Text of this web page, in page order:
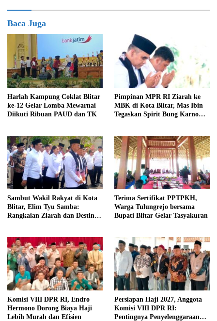
Baca Juga
Harlah Kampung Coklat Blitar
ke-12 Gelar Lomba Mewarnai
Diikuti Ribuan PAUD dan TK
Pimpinan MPR RI Ziarah ke
MBK di Kota Blitar, Mas Ibin
Tegaskan Spirit Bung Karno
Sambut Wakil Rakyat di Kota
Blitar, Elim Tyu Samba:
Rangkaian Ziarah dan Destinasi
Terima Sertifikat PPTPKH,
Warga Tulungrejo bersama
Bupati Blitar Gelar Tasyakuran
Komisi VIII DPR RI, Endro
Hermono Dorong Biaya Haji
Lebih Murah dan Efisien
Persiapan Haji 2027, Anggota
Komisi VIII DPR RI:
Pentingnya Penyelenggaraan